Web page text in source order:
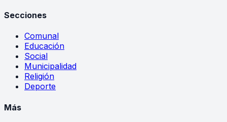
Secciones
Comunal
Educación
Social
Municipalidad
Religión
Deporte
Más